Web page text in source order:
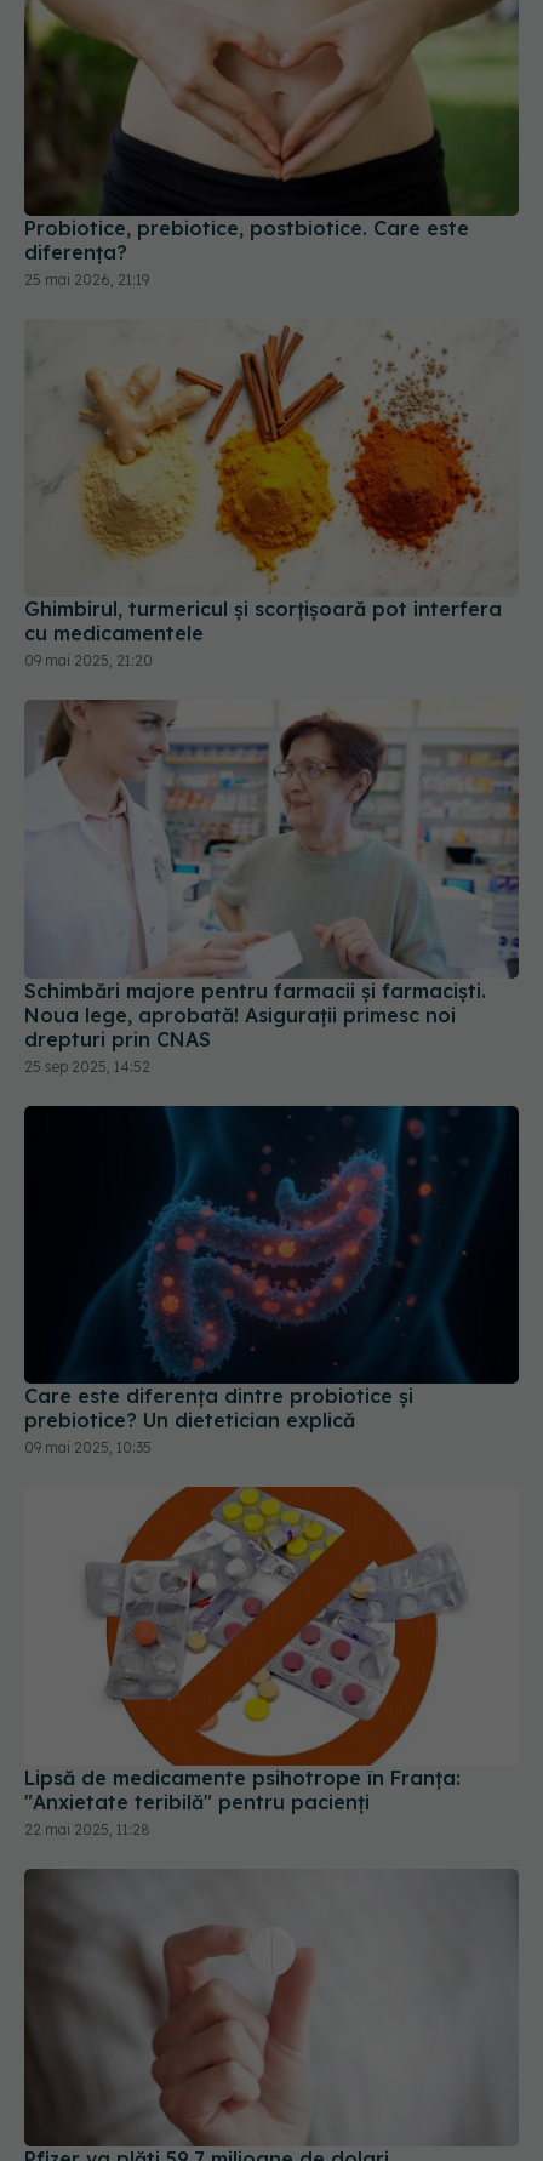
Probiotice, prebiotice, postbiotice. Care este
diferența?
25 mai 2026, 21:19
Ghimbirul, turmericul și scorțișoară pot interfera
cu medicamentele
09 mai 2025, 21:20
Schimbări majore pentru farmacii și farmaciști.
Noua lege, aprobată! Asigurații primesc noi
drepturi prin CNAS
25 sep 2025, 14:52
Care este diferența dintre probiotice și
prebiotice? Un dietetician explică
09 mai 2025, 10:35
Lipsă de medicamente psihotrope în Franţa:
"Anxietate teribilă" pentru pacienţi
22 mai 2025, 11:28